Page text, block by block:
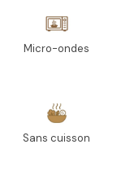
Micro-ondes
Sans cuisson